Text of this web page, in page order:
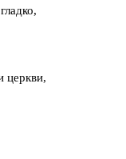
церкви,